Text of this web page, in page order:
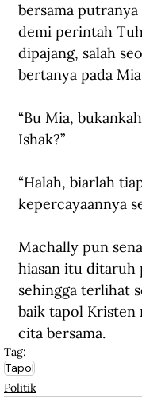
bersama
demi perintah
dipajang, salah
bertanya pada
“Bu Mia,
Ishak?”
“Halah, biarlah
kepercayaannya
Machally pun
hiasan itu ditaruh
sehingga terlihat
baik tapol Kristen
cita bersama.
Tag:
Tapol
Politik